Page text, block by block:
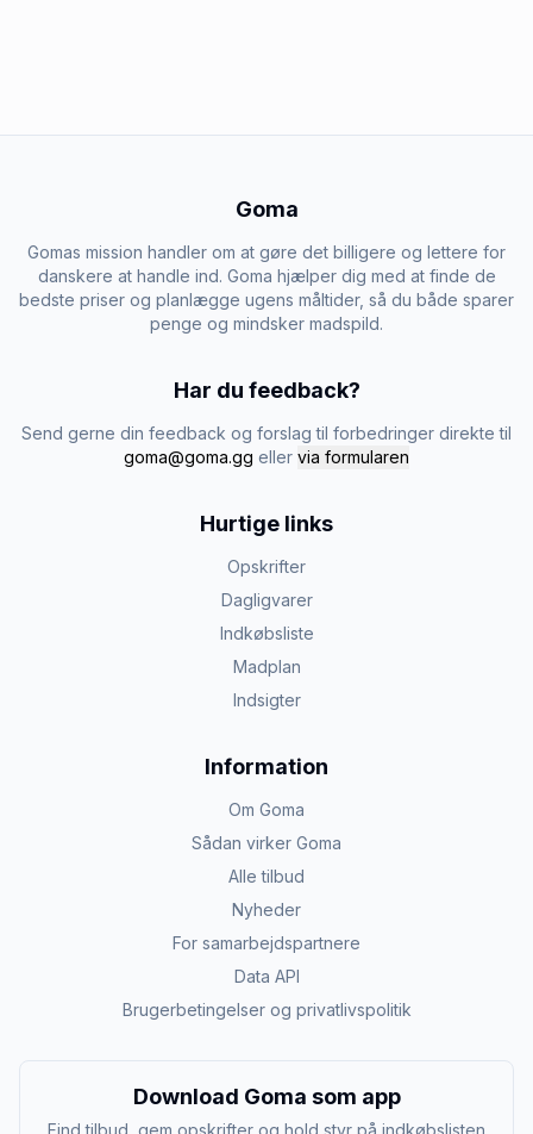
Goma
Gomas mission handler om at gøre det billigere og lettere for
danskere at handle ind. Goma hjælper dig med at finde de
bedste priser og planlægge ugens måltider, så du både sparer
penge og mindsker madspild.
Har du feedback?
Send gerne din feedback og forslag til forbedringer direkte til
goma@goma.gg eller via formularen
Hurtige links
Opskrifter
Dagligvarer
Indkøbsliste
Madplan
Indsigter
Information
Om Goma
Sådan virker Goma
Alle tilbud
Nyheder
For samarbejdspartnere
Data API
Brugerbetingelser og privatlivspolitik
Download Goma som app
Find tilbud, gem opskrifter og hold styr på indkøbslisten